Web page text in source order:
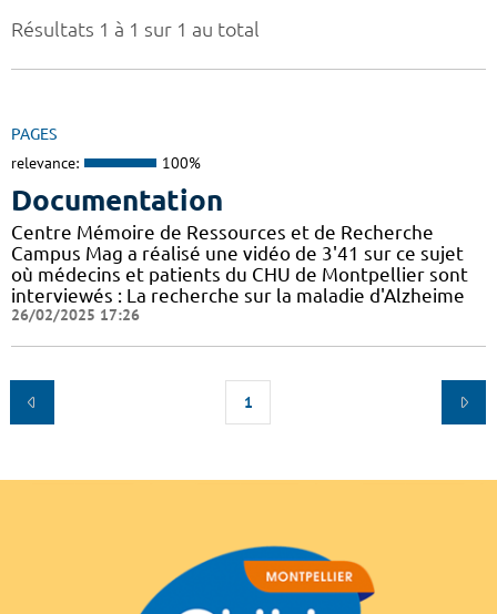
Résultats 1 à 1 sur 1 au total
PAGES
relevance: 100%
Documentation
Centre Mémoire de Ressources et de Recherche
Campus Mag a réalisé une vidéo de 3'41 sur ce sujet
où médecins et patients du CHU de Montpellier sont
interviewés : La recherche sur la maladie d'Alzheime
26/02/2025 17:26
1